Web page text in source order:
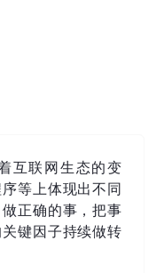
互联网生态的变
等上体现出不同
正确的事，把事
键因子持续做转